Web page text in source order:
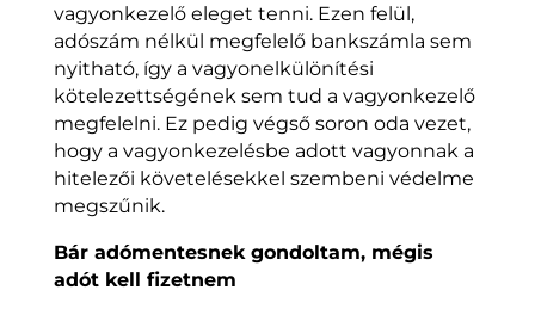
vagyonkezelő eleget tenni. Ezen felül,
adószám nélkül megfelelő bankszámla sem
nyitható, így a vagyonelkülönítési
kötelezettségének sem tud a vagyonkezelő
megfelelni. Ez pedig végső soron oda vezet,
hogy a vagyonkezelésbe adott vagyonnak a
hitelezői követelésekkel szembeni védelme
megszűnik.
Bár adómentesnek gondoltam, mégis
adót kell fizetnem